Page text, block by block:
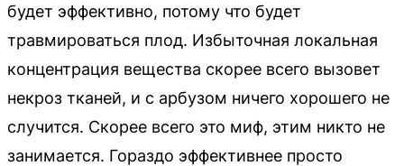
будет эффективно, потому что будет
травмироваться плод. Избыточная локальная
концентрация вещества скорее всего вызовет
некроз тканей, и с арбузом ничего хорошего не
случится. Скорее всего это миф, этим никто не
занимается. Гораздо эффективнее просто